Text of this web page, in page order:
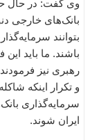
وی گفت: در حال
بانک‌های خارجی
بتوانند
باشند. ما باید
رهبری نیز
و تکرار اینکه
سرمایه‌گذاری
ایران شوند.